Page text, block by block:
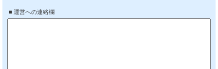
■ 運営への連絡欄